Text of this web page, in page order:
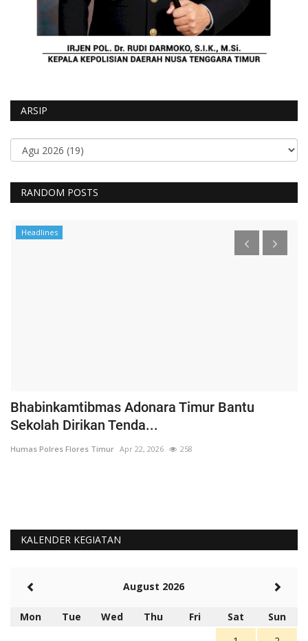
ARSIP
RANDOM POSTS
Headlines
Bhabinkamtibmas Adonara Timur Bantu
Sekolah Dirikan Tenda...
Humas Polres Flores Timur Apr 22, 2026 258
KALENDER KEGIATAN
August 2026
Mon Tue Wed Thu Fri Sat
Sun